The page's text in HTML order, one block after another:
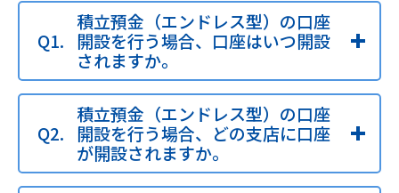
積立預金（エンドレス型）の口座
開設を行う場合、口座はいつ開設
されますか。
積立預金（エンドレス型）の口座
開設を行う場合、どの支店に口座
が開設されますか。